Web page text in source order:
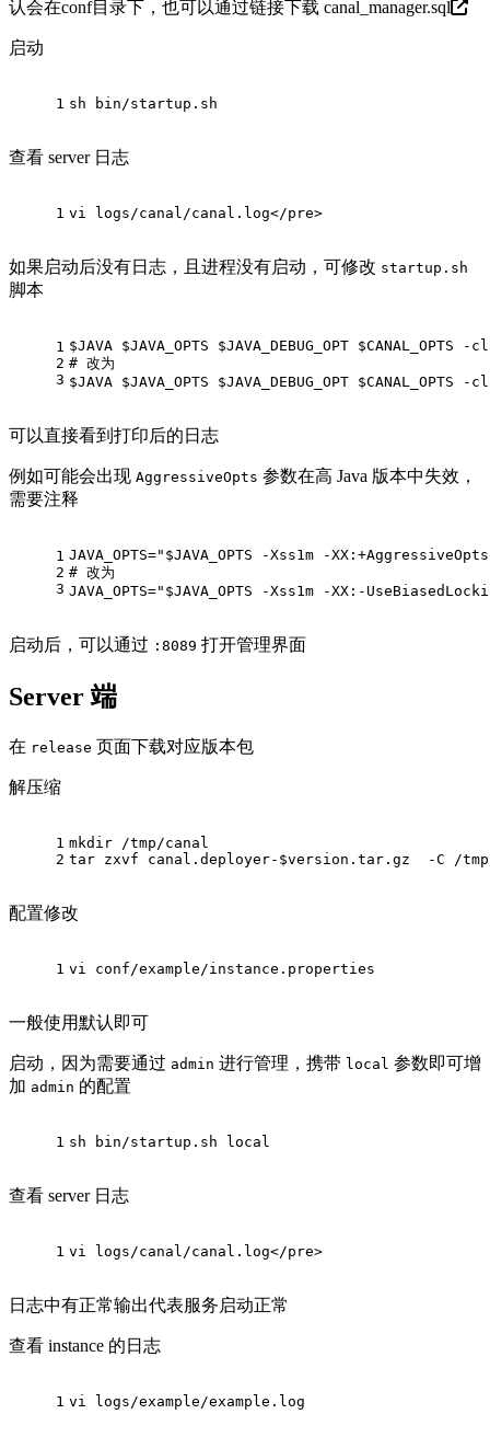
认会在conf目录下，也可以通过链接下载 canal_manager.sql
启动
1 sh bin/startup.sh
查看 server 日志
1 vi logs/canal/canal.log</pre>
如果启动后没有日志，且进程没有启动，可修改 startup.sh
脚本
1
2
3
$JAVA $JAVA_OPTS $JAVA_DEBUG_OPT $CANAL_OPTS -
# 改为
$JAVA $JAVA_OPTS $JAVA_DEBUG_OPT $CANAL_OPTS -
可以直接看到打印后的日志
例如可能会出现 AggressiveOpts 参数在高 Java 版本中失效，
需要注释
1
2
3
JAVA_OPTS=" $JAVA_OPTS -Xss1m -
# 改为
JAVA_OPTS=" $JAVA_OPTS -Xss1m -XX:-
启动后，可以通过 :8089 打开管理界面
Server 端
在 release 页面下载对应版本包
解压缩
1
2
mkdir /tmp/canal
tar zxvf canal.deployer- $version .tar.gz  -C /
配置修改
1 vi conf/example/instance.properties
一般使用默认即可
启动，因为需要通过 admin 进行管理，携带 local 参数即可增
加 admin 的配置
1 sh bin/startup.sh local
查看 server 日志
1 vi logs/canal/canal.log</pre>
日志中有正常输出代表服务启动正常
查看 instance 的日志
1 vi logs/example/example.log